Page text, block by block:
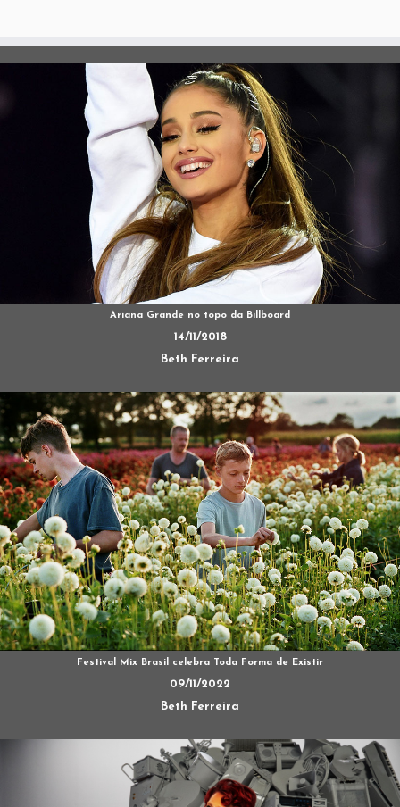
Ariana Grande no topo da Billboard
14/11/2018
Beth Ferreira
Festival Mix Brasil celebra Toda Forma de Existir
09/11/2022
Beth Ferreira